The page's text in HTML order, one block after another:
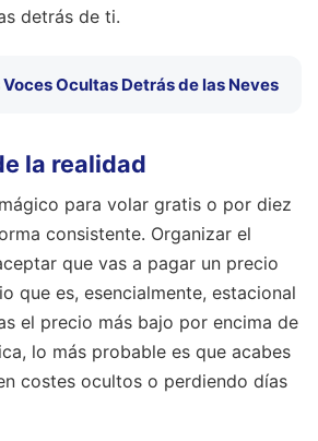
detrás de ti.
Voces Ocultas Detrás de las Neves
la realidad
para volar gratis o por diez
consistente. Organizar el
que vas a pagar un precio
que es, esencialmente, estacional
el precio más bajo por encima de
lo más probable es que acabes
costes ocultos o perdiendo días